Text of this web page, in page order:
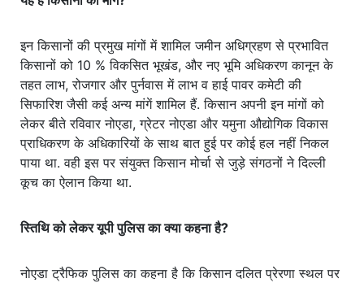
इन किसानों की प्रमुख मांगों में शामिल जमीन अधिग्रहण से प्रभावित
किसानों को 10 % विकसित भूखंड, और नए भूमि अधिकरण कानून के
तहत लाभ, रोजगार और पुर्नवास में लाभ व हाई पावर कमेटी की
सिफारिश जैसी कई अन्य मांगें शामिल हैं. किसान अपनी इन मांगों को
लेकर बीते रविवार नोएडा, ग्रेटर नोएडा और यमुना औद्योगिक विकास
प्राधिकरण के अधिकारियों के साथ बात हुई पर कोई हल नहीं निकल
पाया था. वही इस पर संयुक्त किसान मोर्चा से जुड़े संगठनों ने दिल्ली
कूच का ऐलान किया था.
स्तिथि को लेकर यूपी पुलिस का क्या कहना है?
नोएडा ट्रैफिक पुलिस का कहना है कि किसान दलित प्रेरणा स्थल पर